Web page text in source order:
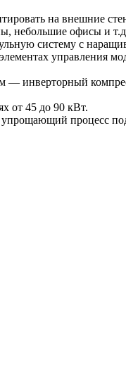
на внешние
небольшие офисы и
систему с
управления
инверторный
от 45 до 90 кВт.
процесс